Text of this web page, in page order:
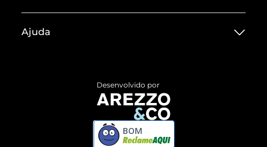
Termos de Uso
ZZ MALL é confiável
Ajuda
Devolução do Produto
Compre pelo WhatsApp
Desenvolvido por
BOM